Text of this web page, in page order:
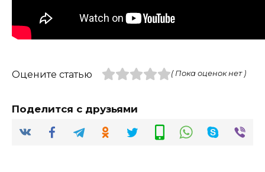
Оцените статью ( Пока оценок нет )
Поделится с друзьями